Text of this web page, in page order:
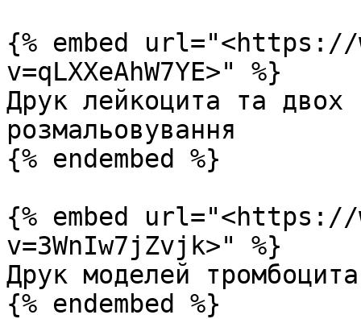
{% embed url="<https://
v=qLXXeAhW7YE>" %}
Друк лейкоцита та двох
розмальовування
{% endembed %}
{% embed url="<https://
v=3WnIw7jZvjk>" %}
Друк моделей
{% endembed %}